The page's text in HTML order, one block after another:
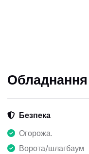
Обладнання
Безпека
Огорожа.
Ворота/шлагбаум